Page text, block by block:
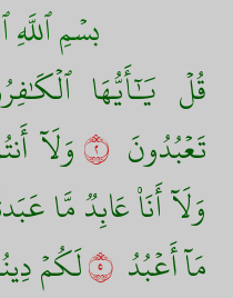
بسۡمِ ٱللَّهِ
قُلۡ يَٰٓأَيُّهَا
تَعۡبُدُونَ ٢وَلَآ
وَلَآ أَنَا۠ عَابِدٞ مَّا
مَآ أَعۡبُدُ ٥لَكُمۡ